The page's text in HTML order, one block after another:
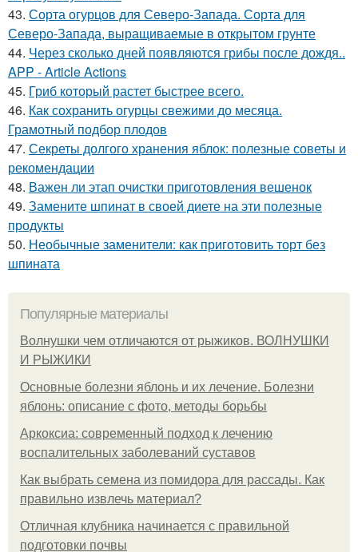
43. Сорта огурцов для Северо-Запада. Сорта для
Северо-Запада, выращиваемые в открытом грунте
44. Через сколько дней появляются грибы после дождя..
APP - Article Actions
45. Гриб который растет быстрее всего.
46. Как сохранить огурцы свежими до месяца.
Грамотный подбор плодов
47. Секреты долгого хранения яблок: полезные советы и
рекомендации
48. Важен ли этап очистки приготовления вешенок
49. Замените шпинат в своей диете на эти полезные
продукты
50. Необычные заменители: как приготовить торт без
шпината
Популярные материалы
Волнушки чем отличаются от рыжиков. ВОЛНУШКИ
И РЫЖИКИ
Основные болезни яблонь и их лечение. Болезни
яблонь: описание с фото, методы борьбы
Аркоксиа: современный подход к лечению
воспалительных заболеваний суставов
Как выбрать семена из помидора для рассады. Как
правильно извлечь материал?
Отличная клубника начинается с правильной
подготовки почвы